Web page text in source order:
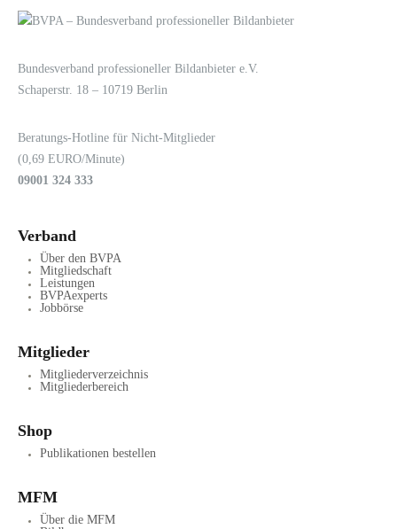
Bundesverband professioneller Bildanbieter e.V.
Schaperstr. 18 – 10719 Berlin
Beratungs-Hotline für Nicht-Mitglieder
(0,69 EURO/Minute)
09001 324 333
Verband
Über den BVPA
Mitgliedschaft
Leistungen
BVPAexperts
Jobbörse
Mitglieder
Mitgliederverzeichnis
Mitgliederbereich
Shop
Publikationen bestellen
MFM
Über die MFM